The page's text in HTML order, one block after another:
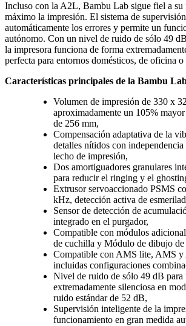
Incluso con la A2L, Bambu Lab sigue fiel a
máximo la impresión. El sistema de
automáticamente los errores y permite un
autónomo. Con un nivel de ruido de sólo 49
la impresora funciona de forma
perfecta para entornos domésticos, de oficina o
Características principales de la Bambu
Volumen de impresión de 330 x
aproximadamente un 105%
de 256 mm,
Compensación adaptativa de la
detalles nítidos con independencia
lecho de impresión,
Dos amortiguadores granulares
para reducir el ringing y el
Extrusor servoaccionado PSMS
kHz, detección activa de
Sensor de detección de
integrado en el purgador,
Compatible con módulos
de cuchilla y Módulo de dibujo de
Compatible con AMS lite, AMS y
incluidas configuraciones
Nivel de ruido de sólo 49 dB para
extremadamente silenciosa en
ruido estándar de 52 dB,
Supervisión inteligente de la
funcionamiento en gran medida